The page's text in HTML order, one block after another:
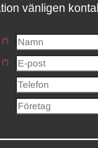
vänligen
(*)
(*)